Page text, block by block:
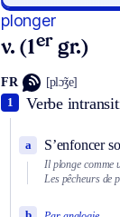
plonger
v. (1er gr.)
FR [plɔ̃ʒe]
Verbe
1
S’enfoncer
a
Il plonge comme
Les pêcheurs de